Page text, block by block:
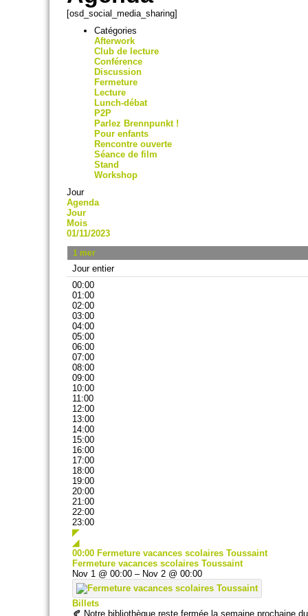
[osd_social_media_sharing]
Catégories
Afterwork
Club de lecture
Conférence
Discussion
Fermeture
Lecture
Lunch-débat
P2P
Parlez Brennpunkt !
Pour enfants
Rencontre ouverte
Séance de film
Stand
Workshop
Jour
Agenda
Jour
Mois
01/11/2023
1 mer
Jour entier
00:00
01:00
02:00
03:00
04:00
05:00
06:00
07:00
08:00
09:00
10:00
11:00
12:00
13:00
14:00
15:00
16:00
17:00
18:00
19:00
20:00
21:00
22:00
23:00
◤
◢
00:00 Fermeture vacances scolaires Toussaint
Fermeture vacances scolaires Toussaint
Nov 1 @ 00:00 – Nov 2 @ 00:00
Billets
🍂 Notre bibliothèque reste fermée la semaine prochaine